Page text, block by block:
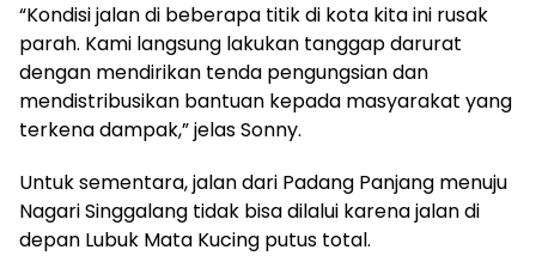
“Kondisi jalan di beberapa titik di kota kita ini rusak
parah. Kami langsung lakukan tanggap darurat
dengan mendirikan tenda pengungsian dan
mendistribusikan bantuan kepada masyarakat yang
terkena dampak,” jelas Sonny.
Untuk sementara, jalan dari Padang Panjang menuju
Nagari Singgalang tidak bisa dilalui karena jalan di
depan Lubuk Mata Kucing putus total.